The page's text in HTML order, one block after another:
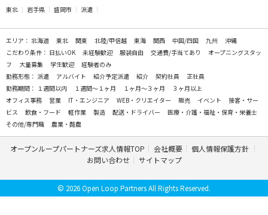
東北 岩手県 盛岡市 派遣
エリア： 北海道 東北 関東 北陸/甲信越 東海 関西 中国/四国 九州
沖縄
こだわり条件： 日払いOK 未経験歓迎 服装自由 交通費/手当てあり
オープニングスタッ
フ
大量募集 学生歓迎
経験者のみ
勤務形態： 派遣 アルバイト 紹介予定派遣 紹介 契約社員
正社員
勤務期間： １週間以内 １週間～１ヶ月 １ヶ月～３ヶ月
３ヶ月以上
オフィス事務
営業 IT・エンジニア WEB・クリエイター 販売 イベント
接客・サー
ビス
飲食・フード 軽作業 製造 配送・ドライバー
医療・介護・福祉・保育・栄養士
その他/専門職
農業・酪農
オープンループパートナーズ求人情報TOP 会社概要
個人情報保護方針
お問い合わせ
サイトマップ
© 2026 Open Loop Partners All Rights Reserved.